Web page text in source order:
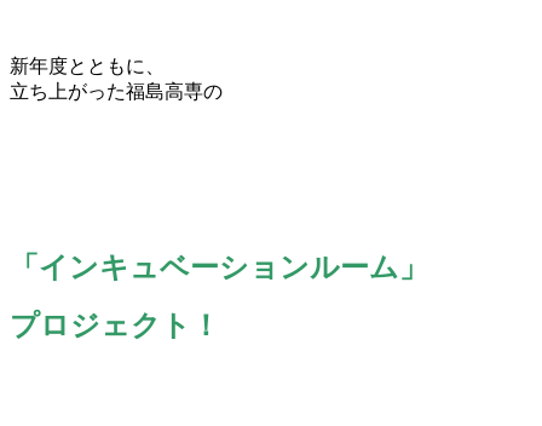
新年度とともに、
立ち上がった福島高専の
「インキュベーションルーム」
プロジェクト！